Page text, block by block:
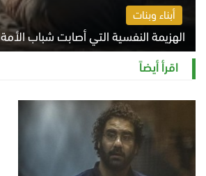
أبناء وبنات
الهزيمة النفسية التي أصابت شباب الأمة
الخميس 6 أغسطس 2026 11:12 ص
اقرأ أيضاً